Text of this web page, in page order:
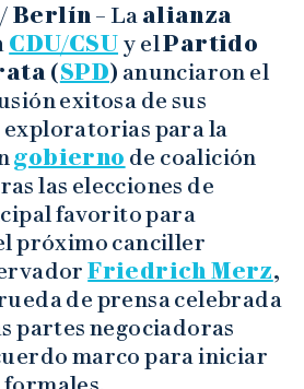
Berlín – La alianza
CDU/CSU y elPartido
(SPD) anunciaron el
exitosa de sus
exploratorias para la
gobierno de coalición
las elecciones de
favorito para
próximo canciller
Friedrich Merz,
de prensa celebrada
partes negociadoras
marco para iniciar